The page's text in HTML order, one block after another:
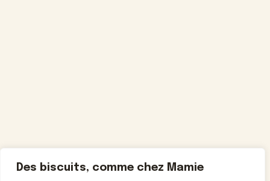
Des biscuits, comme chez Mamie